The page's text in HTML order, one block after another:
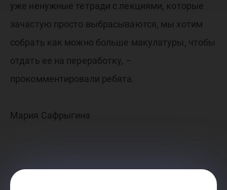
уже ненужные тетради с лекциями, которые
зачастую просто выбрасываются, мы хотим
собрать как можно больше макулатуры, чтобы
отдать ее на переработку, –
прокомментировали ребята.
Мария Сафрыгина